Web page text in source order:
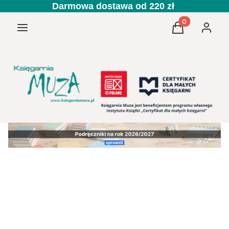
Darmowa dostawa od 220 zł
Menu Produkty w
Koszyk